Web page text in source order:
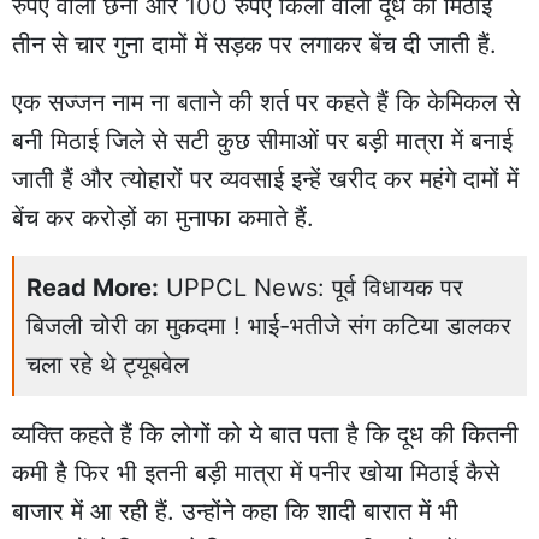
तीन से चार गुना दामों में सड़क पर लगाकर बेंच दी जाती हैं.
एक सज्जन नाम ना बताने की शर्त पर कहते हैं कि केमिकल से
बनी मिठाई जिले से सटी कुछ सीमाओं पर बड़ी मात्रा में बनाई
जाती हैं और त्योहारों पर व्यवसाई इन्हें खरीद कर महंगे दामों में
बेंच कर करोड़ों कामुनाफा कमाते हैं.
Read More: UPPCL News: पूर्व विधायक पर
बिजली चोरी का मुकदमा ! भाई-भतीजे संग कटिया डालकर
चला रहे थे ट्यूबवेल
व्यक्ति कहते हैं कि लोगों को ये बात पता है कि दूध की कितनी
कमी है फिर भी इतनी बड़ी मात्रा में पनीर खोया मिठाई कैसे
बाजार में आ रही हैं. उन्होंने कहा कि शादी बारात में भी